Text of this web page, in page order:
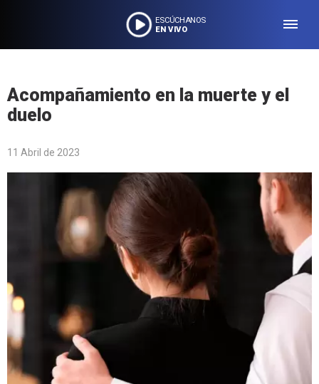
ESCÚCHANOS
EN VIVO
Acompañamiento en la muerte y el
duelo
11 Abril de 2023